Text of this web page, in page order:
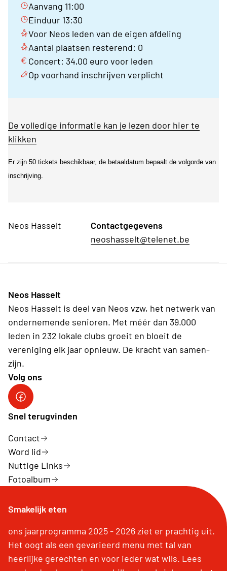
Aanvang 11:00
Einduur 13:30
Voor Neos leden van de eigen afdeling
Aantal plaatsen resterend: 0
Concert: 34,00 euro voor leden
Op voorhand inschrijven verplicht
De volledige informatie kan je lezen door hier te
klikken
Er zijn 50 tickets beschikbaar, de betaaldatum bepaalt de volgorde van
inschrijving.
Neos Hasselt
Contactgegevens
neoshasselt@telenet.be
Neos Hasselt
Neos Hasselt is deel van Neos vzw, het netwerk van
ondernemende senioren. Met méér dan 39.000
leden in 232 lokale clubs groeit en bloeit de
vereniging elk jaar opnieuw. De kracht van samen-
zijn.
Volg ons
Neos Hasselt
Snel terugvinden
Contact
Word lid
Nuttige Links
Fotoalbum
Smakelijk eten
ons jaarprogramma 2025 - 2026 ziet er prachtig uit.
Het oogt als een gevarieerd menu met tal van
heerlijke gerechten en voor ieder wat wils. Lees